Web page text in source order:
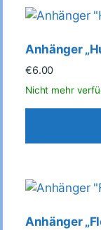
Anhänger
€6.00
Anhänger